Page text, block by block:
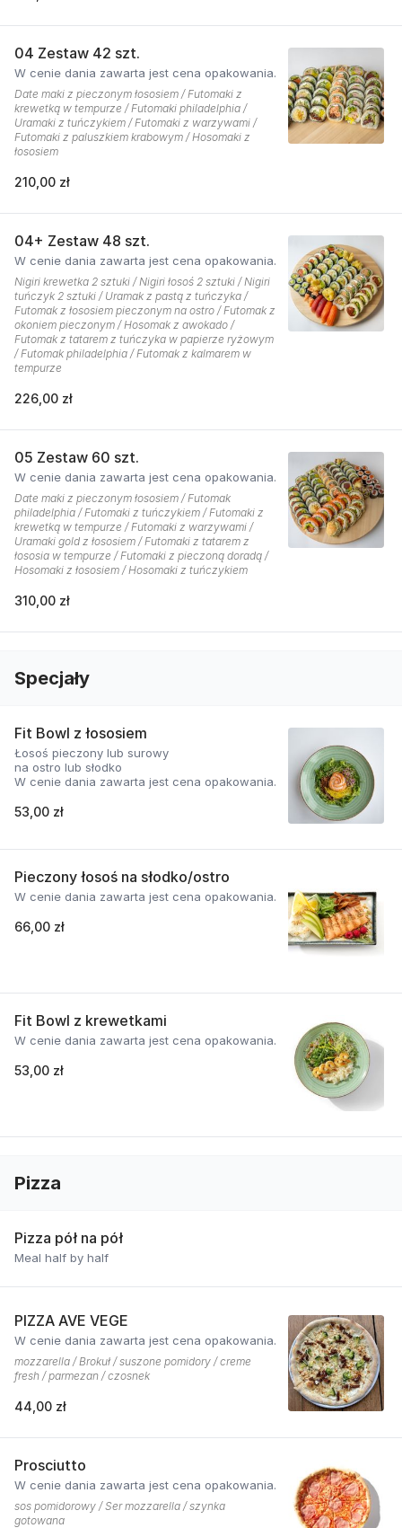
04 Zestaw 42 szt.
W cenie dania zawarta jest cena opakowania.
Date maki z pieczonym łososiem / Futomaki z
krewetką w tempurze / Futomaki philadelphia /
Uramaki z tuńczykiem / Futomaki z warzywami /
Futomaki z paluszkiem krabowym / Hosomaki z
łososiem
210,00 zł
04+ Zestaw 48 szt.
W cenie dania zawarta jest cena opakowania.
Nigiri krewetka 2 sztuki / Nigiri łosoś 2 sztuki / Nigiri
tuńczyk 2 sztuki / Uramak z pastą z tuńczyka /
Futomak z łososiem pieczonym na ostro / Futomak z
okoniem pieczonym / Hosomak z awokado /
Futomak z tatarem z tuńczyka w papierze ryżowym
/ Futomak philadelphia / Futomak z kalmarem w
tempurze
226,00 zł
05 Zestaw 60 szt.
W cenie dania zawarta jest cena opakowania.
Date maki z pieczonym łososiem / Futomak
philadelphia / Futomaki z tuńczykiem / Futomaki z
krewetką w tempurze / Futomaki z warzywami /
Uramaki gold z łososiem / Futomaki z tatarem z
łososia w tempurze / Futomaki z pieczoną doradą /
Hosomaki z łososiem / Hosomaki z tuńczykiem
310,00 zł
Specjały
Fit Bowl z łososiem
Łosoś pieczony lub surowy
na ostro lub słodko
W cenie dania zawarta jest cena opakowania.
53,00 zł
Pieczony łosoś na słodko/ostro
W cenie dania zawarta jest cena opakowania.
66,00 zł
Fit Bowl z krewetkami
W cenie dania zawarta jest cena opakowania.
53,00 zł
Pizza
Pizza pół na pół
Meal half by half
PIZZA AVE VEGE
W cenie dania zawarta jest cena opakowania.
mozzarella / Brokuł / suszone pomidory / creme
fresh / parmezan / czosnek
44,00 zł
Prosciutto
W cenie dania zawarta jest cena opakowania.
sos pomidorowy / Ser mozzarella / szynka
gotowana